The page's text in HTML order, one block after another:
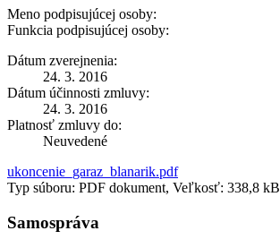
Meno podpisujúcej osoby:
Funkcia podpisujúcej osoby:
Dátum zverejnenia:
24. 3. 2016
Dátum účinnosti zmluvy:
24. 3. 2016
Platnosť zmluvy do:
Neuvedené
ukoncenie_garaz_blanarik.pdf
Typ súboru: PDF dokument, Veľkosť: 338,8 kB
Samospráva